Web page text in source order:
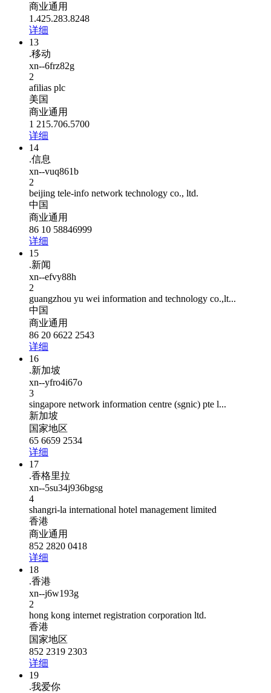
商业通用
1.425.283.8248
详细
13
.移动
xn--6frz82g
2
afilias plc
美国
商业通用
1 215.706.5700
详细
14
.信息
xn--vuq861b
2
beijing tele-info network technology co., ltd.
中国
商业通用
86 10 58846999
详细
15
.新闻
xn--efvy88h
2
guangzhou yu wei information and technology co.,lt...
中国
商业通用
86 20 6622 2543
详细
16
.新加坡
xn--yfro4i67o
3
singapore network information centre (sgnic) pte l...
新加坡
国家地区
65 6659 2534
详细
17
.香格里拉
xn--5su34j936bgsg
4
shangri‐la international hotel management limited
香港
商业通用
852 2820 0418
详细
18
.香港
xn--j6w193g
2
hong kong internet registration corporation ltd.
香港
国家地区
852 2319 2303
详细
19
.我爱你